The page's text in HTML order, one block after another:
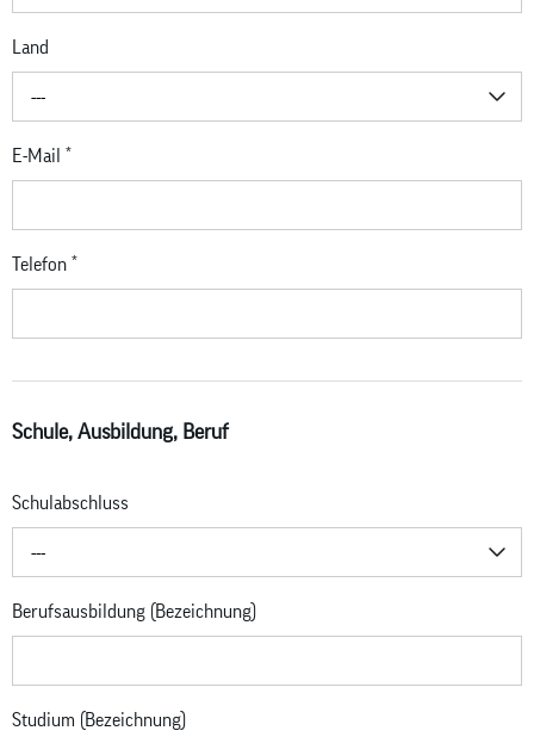
Land
---
E-Mail *
Telefon *
Schule, Ausbildung, Beruf
Schulabschluss
---
Berufsausbildung (Bezeichnung)
Studium (Bezeichnung)